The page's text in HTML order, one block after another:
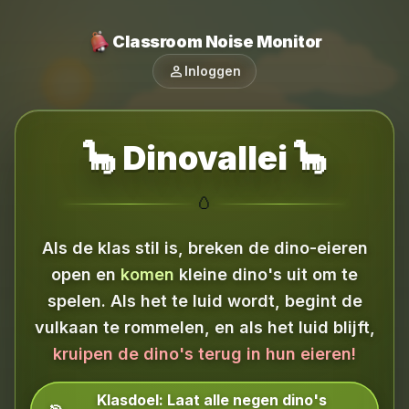
Classroom Noise Monitor
person Inloggen
🦕 Dinovallei 🦕
🥚
Als de klas stil is, breken de dino-eieren
open en komen kleine dino's uit om te
spelen. Als het te luid wordt, begint de
vulkaan te rommelen, en als het luid blijft,
kruipen de dino's terug in hun eieren!
Klasdoel: Laat alle negen dino's